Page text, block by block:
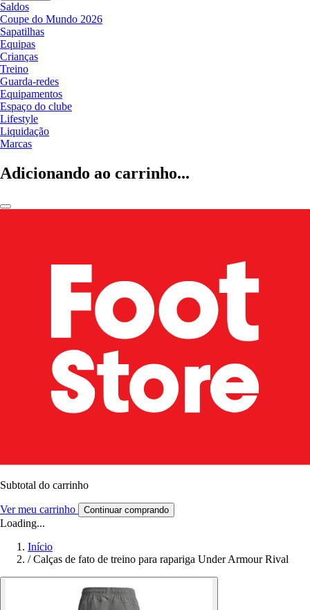
Saldos
Coupe do Mundo 2026
Sapatilhas
Equipas
Crianças
Treino
Guarda-redes
Equipamentos
Espaço do clube
Lifestyle
Liquidação
Marcas
Adicionando ao carrinho...
Subtotal do carrinho
Ver meu carrinho Continuar comprando
Loading...
Início
/ Calças de fato de treino para rapariga Under Armour Rival